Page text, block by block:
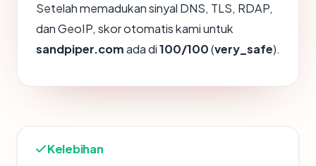
Setelah memadukan sinyal DNS, TLS, RDAP,
dan GeoIP, skor otomatis kami untuk
sandpiper.comada di100/100(very_safe).
Kelebihan